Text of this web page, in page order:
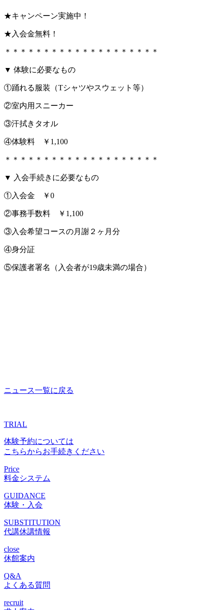
★キャンペーン実施中！
★入会金無料！
＊＊＊＊＊＊＊＊＊＊＊＊＊＊＊＊＊＊＊＊
▼ 体験に必要なもの
①踊れる服装（Tシャツやスウェット等）
②室内用スニーカー
③汗拭きタオル
④体験料 ￥1,100
＊＊＊＊＊＊＊＊＊＊＊＊＊＊＊＊＊＊＊＊
▼ 入会手続きに必要なもの
①入会金 ￥0
②事務手数料 ￥1,100
③入会希望コースの月謝２ヶ月分
④身分証
⑤保護者署名（入会者が19歳未満の場合）
ニュース一覧に戻る
TRIAL
体験予約については
こちらからお手続きください
Price
料金システム
GUIDANCE
体験・入会
SUBSTITUTION
代講休講情報
close
休館案内
Q&A
よくある質問
recruit